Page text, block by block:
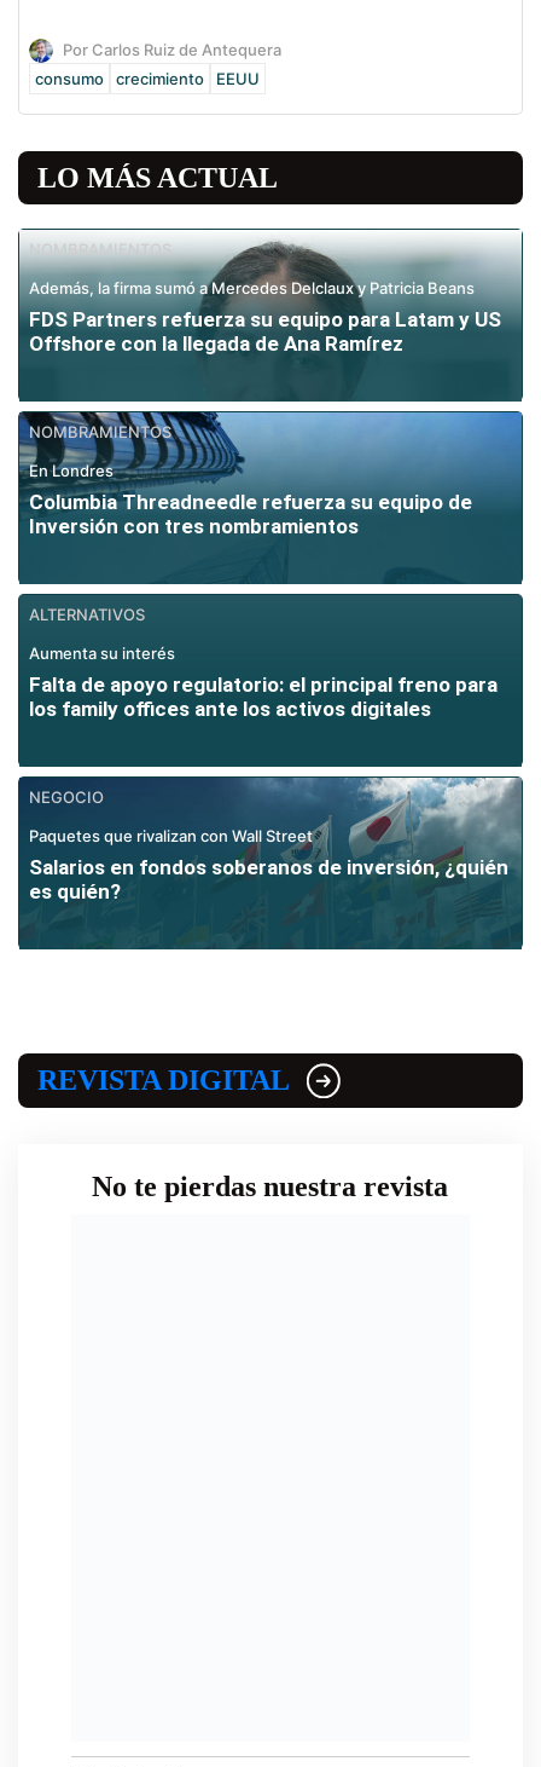
Por Carlos Ruiz de Antequera
consumo
crecimiento EEUU
LO MÁS ACTUAL
NOMBRAMIENTOS
Además, la firma sumó a Mercedes Delclaux y Patricia Beans
FDS Partners refuerza su equipo para Latam y US
Offshore con la llegada de Ana Ramírez
NOMBRAMIENTOS
En Londres
Columbia Threadneedle refuerza su equipo de
Inversión con tres nombramientos
ALTERNATIVOS
Aumenta su interés
Falta de apoyo regulatorio: el principal freno para
los family offices ante los activos digitales
NEGOCIO
Paquetes que rivalizan con Wall Street
Salarios en fondos soberanos de inversión, ¿quién
es quién?
REVISTA DIGITAL
No te pierdas nuestra revista